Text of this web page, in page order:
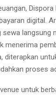
Dispora
digital.
langsung
menerima
diterapkan
proses
untuk